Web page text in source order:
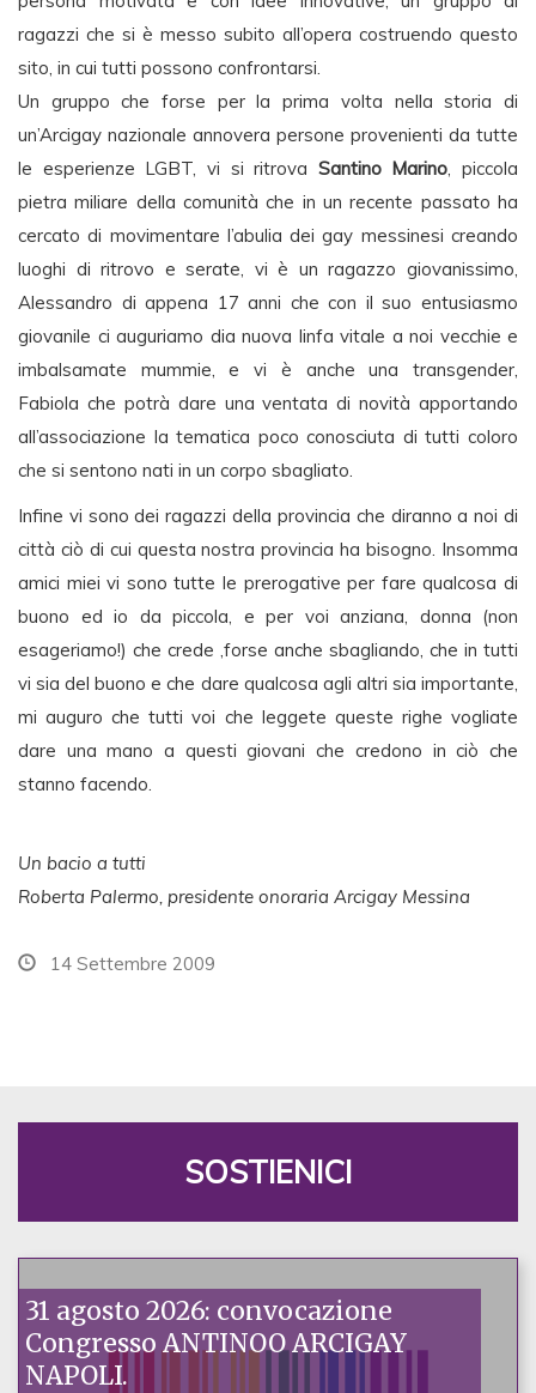
ragazzi che si è messo subito all’opera costruendo questo
sito, in cui tutti possono confrontarsi.
Un gruppo che forse per la prima volta nella storia di
un’Arcigay nazionale annovera persone provenienti da tutte
le esperienze LGBT, vi si ritrova Santino Marino, piccola
pietra miliare della comunità che in un recente passato ha
cercato di movimentare l’abulia dei gay messinesi creando
luoghi di ritrovo e serate, vi è un ragazzo giovanissimo,
Alessandro di appena 17 anni che con il suo entusiasmo
giovanile ci auguriamo dia nuova linfa vitale a noi vecchie e
imbalsamate mummie, e vi è anche una transgender,
Fabiola che potrà dare una ventata di novità apportando
all’associazione la tematica poco conosciuta di tutti coloro
che si sentono nati in un corpo sbagliato.
Infine vi sono dei ragazzi della provincia che diranno a noi di
città ciò di cui questa nostra provincia ha bisogno. Insomma
amici miei vi sono tutte le prerogative per fare qualcosa di
buono ed io da piccola, e per voi anziana, donna (non
esageriamo!) che crede ,forse anche sbagliando, che in tutti
vi sia del buono e che dare qualcosa agli altri sia importante,
mi auguro che tutti voi che leggete queste righe vogliate
dare una mano a questi giovani che credono in ciò che
stanno facendo.
Un bacio a tutti
Roberta Palermo, presidente onoraria Arcigay Messina
14 Settembre 2009
SOSTIENICI
31 agosto 2026: convocazione
Congresso ANTINOO ARCIGAY
NAPOLI.